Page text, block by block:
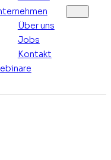
Über uns
Jobs
Kontakt